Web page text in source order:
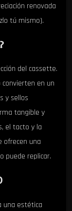
renovada
tú mismo).
del cassette.
convierten en un
y sellos
tangible y
el tacto y la
ofrecen una
puede replicar.
una estética